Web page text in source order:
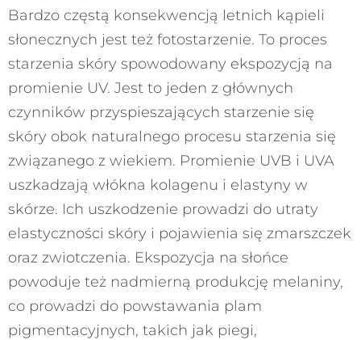
Bardzo częstą konsekwencją letnich kąpieli
słonecznych jest też fotostarzenie. To proces
starzenia skóry spowodowany ekspozycją na
promienie UV. Jest to jeden z głównych
czynników przyspieszających starzenie się
skóry obok naturalnego procesu starzenia się
związanego z wiekiem. Promienie UVB i UVA
uszkadzają włókna kolagenu i elastyny w
skórze. Ich uszkodzenie prowadzi do utraty
elastyczności skóry i pojawienia się zmarszczek
oraz zwiotczenia. Ekspozycja na słońce
powoduje też nadmierną produkcję melaniny,
co prowadzi do powstawania plam
pigmentacyjnych, takich jak piegi,